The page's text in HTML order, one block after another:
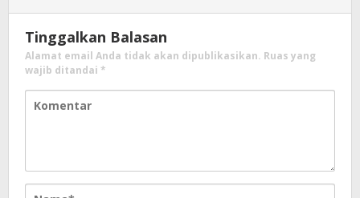
Tinggalkan Balasan
Alamat email Anda tidak akan dipublikasikan. Ruas yang
wajib ditandai *